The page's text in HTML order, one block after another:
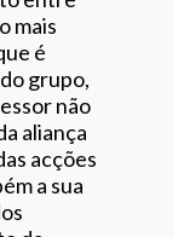
mais
é
grupo,
não
aliança
acções
a sua